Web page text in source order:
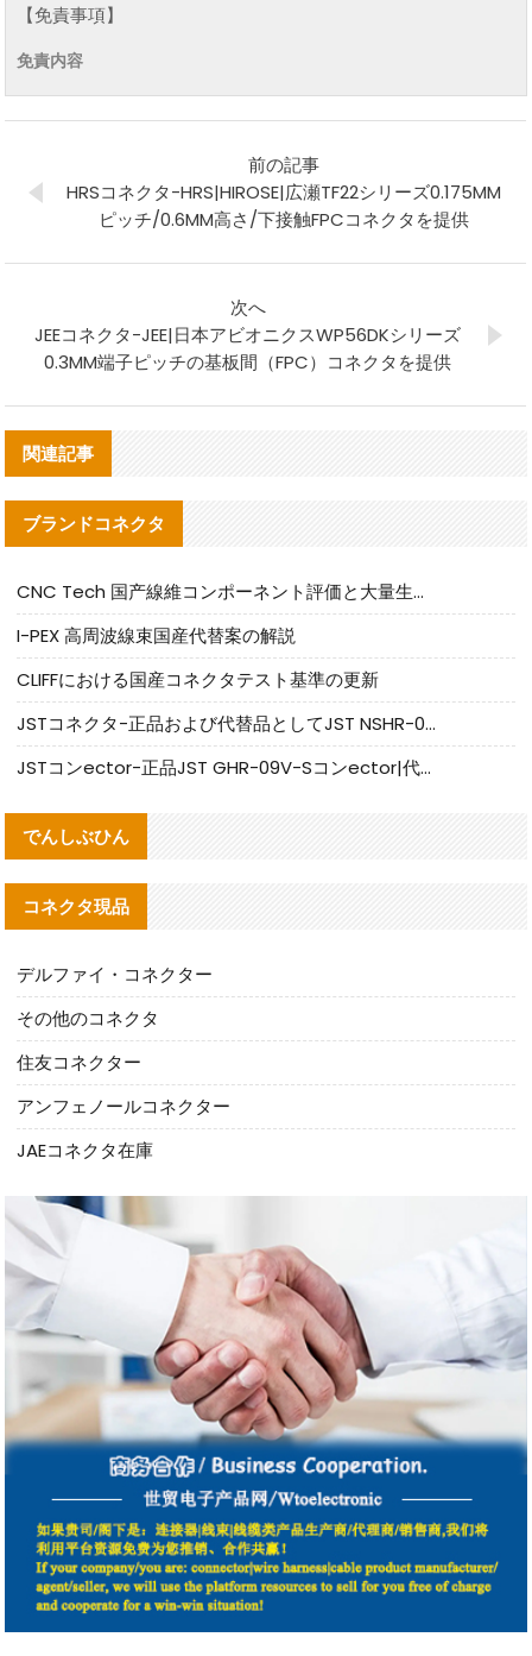
【免責事項】
免責内容
前の記事
HRSコネクタ-HRS|HIROSE|広瀬TF22シリーズ0.175MM
ピッチ/0.6MM高さ/下接触FPCコネクタを提供
次へ
JEEコネクタ-JEE|日本アビオニクスWP56DKシリーズ
0.3MM端子ピッチの基板間（FPC）コネクタを提供
関連記事
ブランドコネクタ
CNC Tech 国产線維コンポーネント評価と大量生産適合ガイド
I-PEX 高周波線束国産代替案の解説
CLIFFにおける国産コネクタテスト基準の更新
JSTコネクタ-正品および代替品としてJST NSHR-02V-Sコネクタを提供します
JSTコンector-正品JST GHR-09V-Sコンector|代替品提供
でんしぶひん
コネクタ現品
デルファイ・コネクター
その他のコネクタ
住友コネクター
アンフェノールコネクター
JAEコネクタ在庫